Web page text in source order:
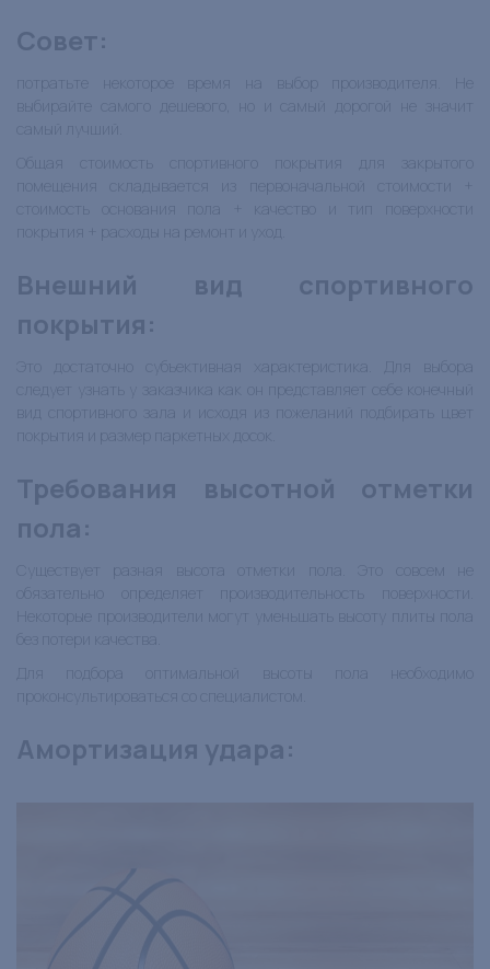
Совет:
потратьте некоторое время на выбор производителя. Не
выбирайте самого дешевого, но и самый дорогой не значит
самый лучший.
Общая стоимость спортивного покрытия для закрытого
помещения складывается из первоначальной стоимости +
стоимость основания пола + качество и тип поверхности
покрытия + расходы на ремонт и уход.
Внешний вид спортивного
покрытия:
Это достаточно субъективная характеристика. Для выбора
следует узнать у заказчика как он представляет себе конечный
вид спортивного зала и исходя из пожеланий подбирать цвет
покрытия и размер паркетных досок.
Требования высотной отметки
пола:
Существует разная высота отметки пола. Это совсем не
обязательно определяет производительность поверхности.
Некоторые производители могут уменьшать высоту плиты пола
без потери качества.
Для подбора оптимальной высоты пола необходимо
проконсультироваться со специалистом.
Амортизация удара: